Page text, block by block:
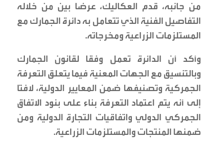
من جانبه، قدم العكاليك، عرضا بين من خلاله
التفاصيل الفنية الذي تتعامل به دائرة الجمارك مع
المستلزمات الزراعية ومخرجاته.
وأكد أن الدائرة تعمل وفقا لقانون الجمارك
وبالتنسيق مع الجهات المعنية فيما يتعلق التعرفة
الجمركية وتصنيفها ضمن المعايير الدولية، لافتا
إلى أنه يتم اعتماد التعرفة بناء على بنود الاتفاق
الجمركي الدولي واتفاقيات التجارة الدولية ومن
ضمنها المنتجات والمستلزمات الزراعية.